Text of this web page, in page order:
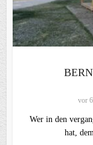
vor
Wer in den
hat,